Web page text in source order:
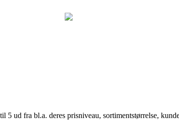
ud fra bl.a. deres prisniveau, sortimentstørrelse,